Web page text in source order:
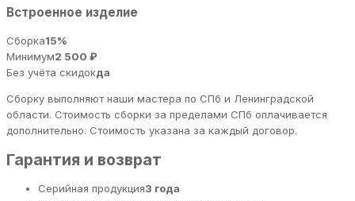
Встроенное изделие
Сборка15%
Минимум2 500 ₽
Без учёта скидокда
Сборку выполняют наши мастера по СПб и Ленинградской
области. Стоимость сборки за пределами СПб оплачивается
дополнительно. Стоимость указана за каждый договор.
Гарантия и возврат
Серийная продукция3 года